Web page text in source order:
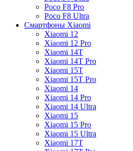
Poco F8 Pro
Poco F8 Ultra
Смартфоны Xiaomi
Xiaomi 12
Xiaomi 12 Pro
Xiaomi 14T
Xiaomi 14T Pro
Xiaomi 15T
Xiaomi 15T Pro
Xiaomi 14
Xiaomi 14 Pro
Xiaomi 14 Ultra
Xiaomi 15
Xiaomi 15 Pro
Xiaomi 15 Ultra
Xiaomi 17T